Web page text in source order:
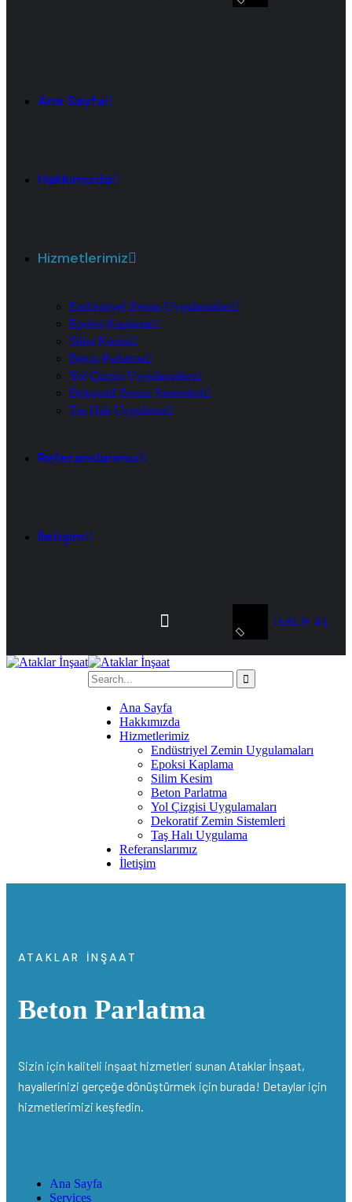
Ana Sayfa
Hakkımızda
Hizmetlerimiz
Endüstriyel Zemin Uygulamaları
Epoksi Kaplama
Silim Kesim
Beton Parlatma
Yol Çizgisi Uygulamaları
Dekoratif Zemin Sistemleri
Taş Halı Uygulama
Referanslarımız
İletişim
TEKLIF AL
Ana Sayfa
Hakkımızda
Hizmetlerimiz
Endüstriyel Zemin Uygulamaları
Epoksi Kaplama
Silim Kesim
Beton Parlatma
Yol Çizgisi Uygulamaları
Dekoratif Zemin Sistemleri
Taş Halı Uygulama
Referanslarımız
İletişim
ATAKLAR İNŞAAT
Beton Parlatma
Sizin için kaliteli inşaat hizmetleri sunan Ataklar İnşaat,
hayallerinizi gerçeğe dönüştürmek için burada! Detaylar için
hizmetlerimizi keşfedin.
Ana Sayfa
Services